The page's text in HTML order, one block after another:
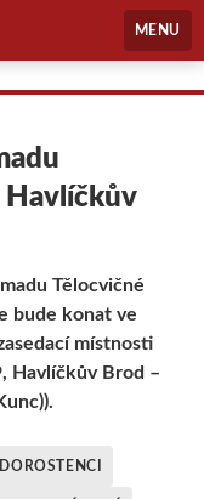
MENU
Havlíčkův
Tělocvičné
bude konat ve
místnosti
Havlíčkův Brod –